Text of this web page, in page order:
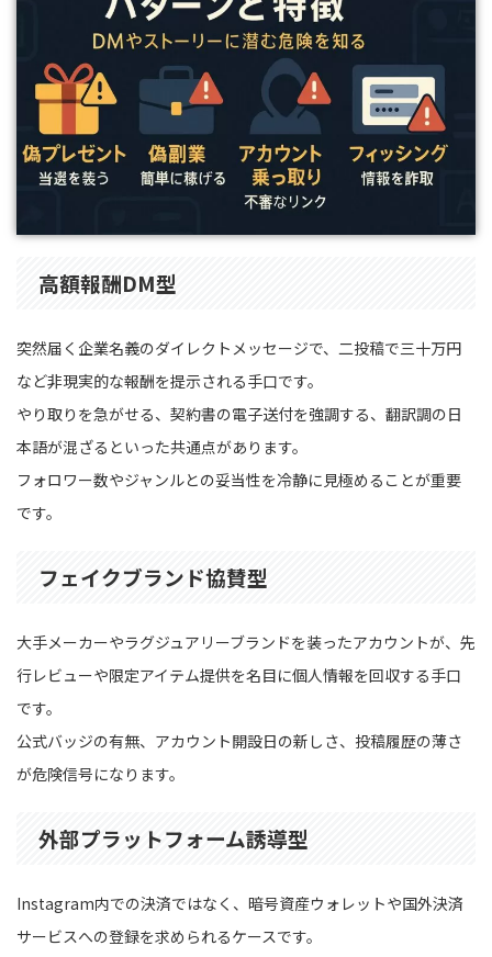
高額報酬DM型
突然届く企業名義のダイレクトメッセージで、二投稿で三十万円
など非現実的な報酬を提示される手口です。
やり取りを急がせる、契約書の電子送付を強調する、翻訳調の日
本語が混ざるといった共通点があります。
フォロワー数やジャンルとの妥当性を冷静に見極めることが重要
です。
フェイクブランド協賛型
大手メーカーやラグジュアリーブランドを装ったアカウントが、先
行レビューや限定アイテム提供を名目に個人情報を回収する手口
です。
公式バッジの有無、アカウント開設日の新しさ、投稿履歴の薄さ
が危険信号になります。
外部プラットフォーム誘導型
Instagram内での決済ではなく、暗号資産ウォレットや国外決済
サービスへの登録を求められるケースです。